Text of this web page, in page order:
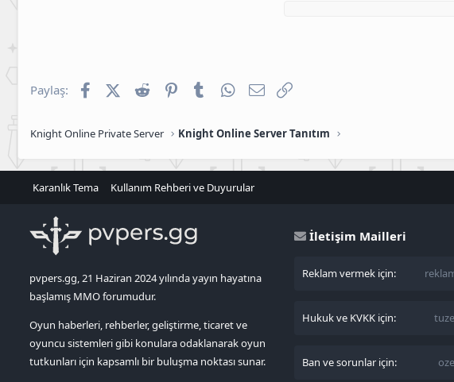
Paylaş: FacebookX (Twitter)
Reddit PinterestTumblr WhatsApp
E-posta
Knight Online Private Server Knight Online Server Tanıtım
Karanlık Tema Kullanım Rehberi ve Duyurular
pvpers.gg, 21 Haziran 2024 yılında yayın hayatına
başlamış MMO forumudur.
Oyun haberleri, rehberler, geliştirme, ticaret ve
oyuncu sistemleri gibi konulara odaklanarak oyun
tutkunları için kapsamlı bir buluşma noktası sunar.
İletişim Mailleri
Reklam vermek için:
Hukuk ve KVKK için:
Ban ve sorunlar için: